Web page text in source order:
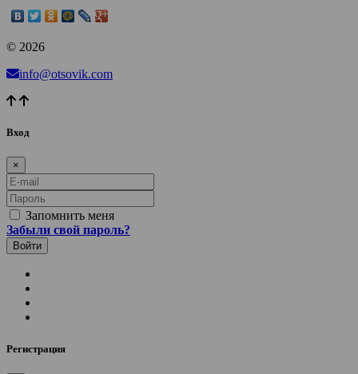
© 2026
info@otsovik.com
Вход
×
E-mail
Пароль
Запомнить меня
Забыли свой пароль?
Регистрация